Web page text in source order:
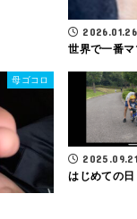
2026.01.26
世界で一番マ
母ゴコロ
2025.09.21
はじめての日